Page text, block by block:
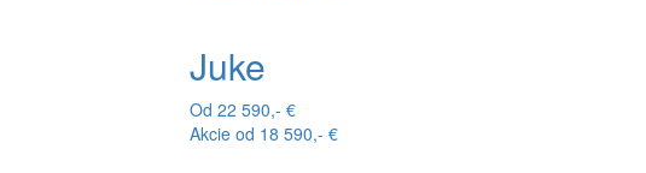
Juke
Od 22 590,- €
Akcie od 18 590,- €